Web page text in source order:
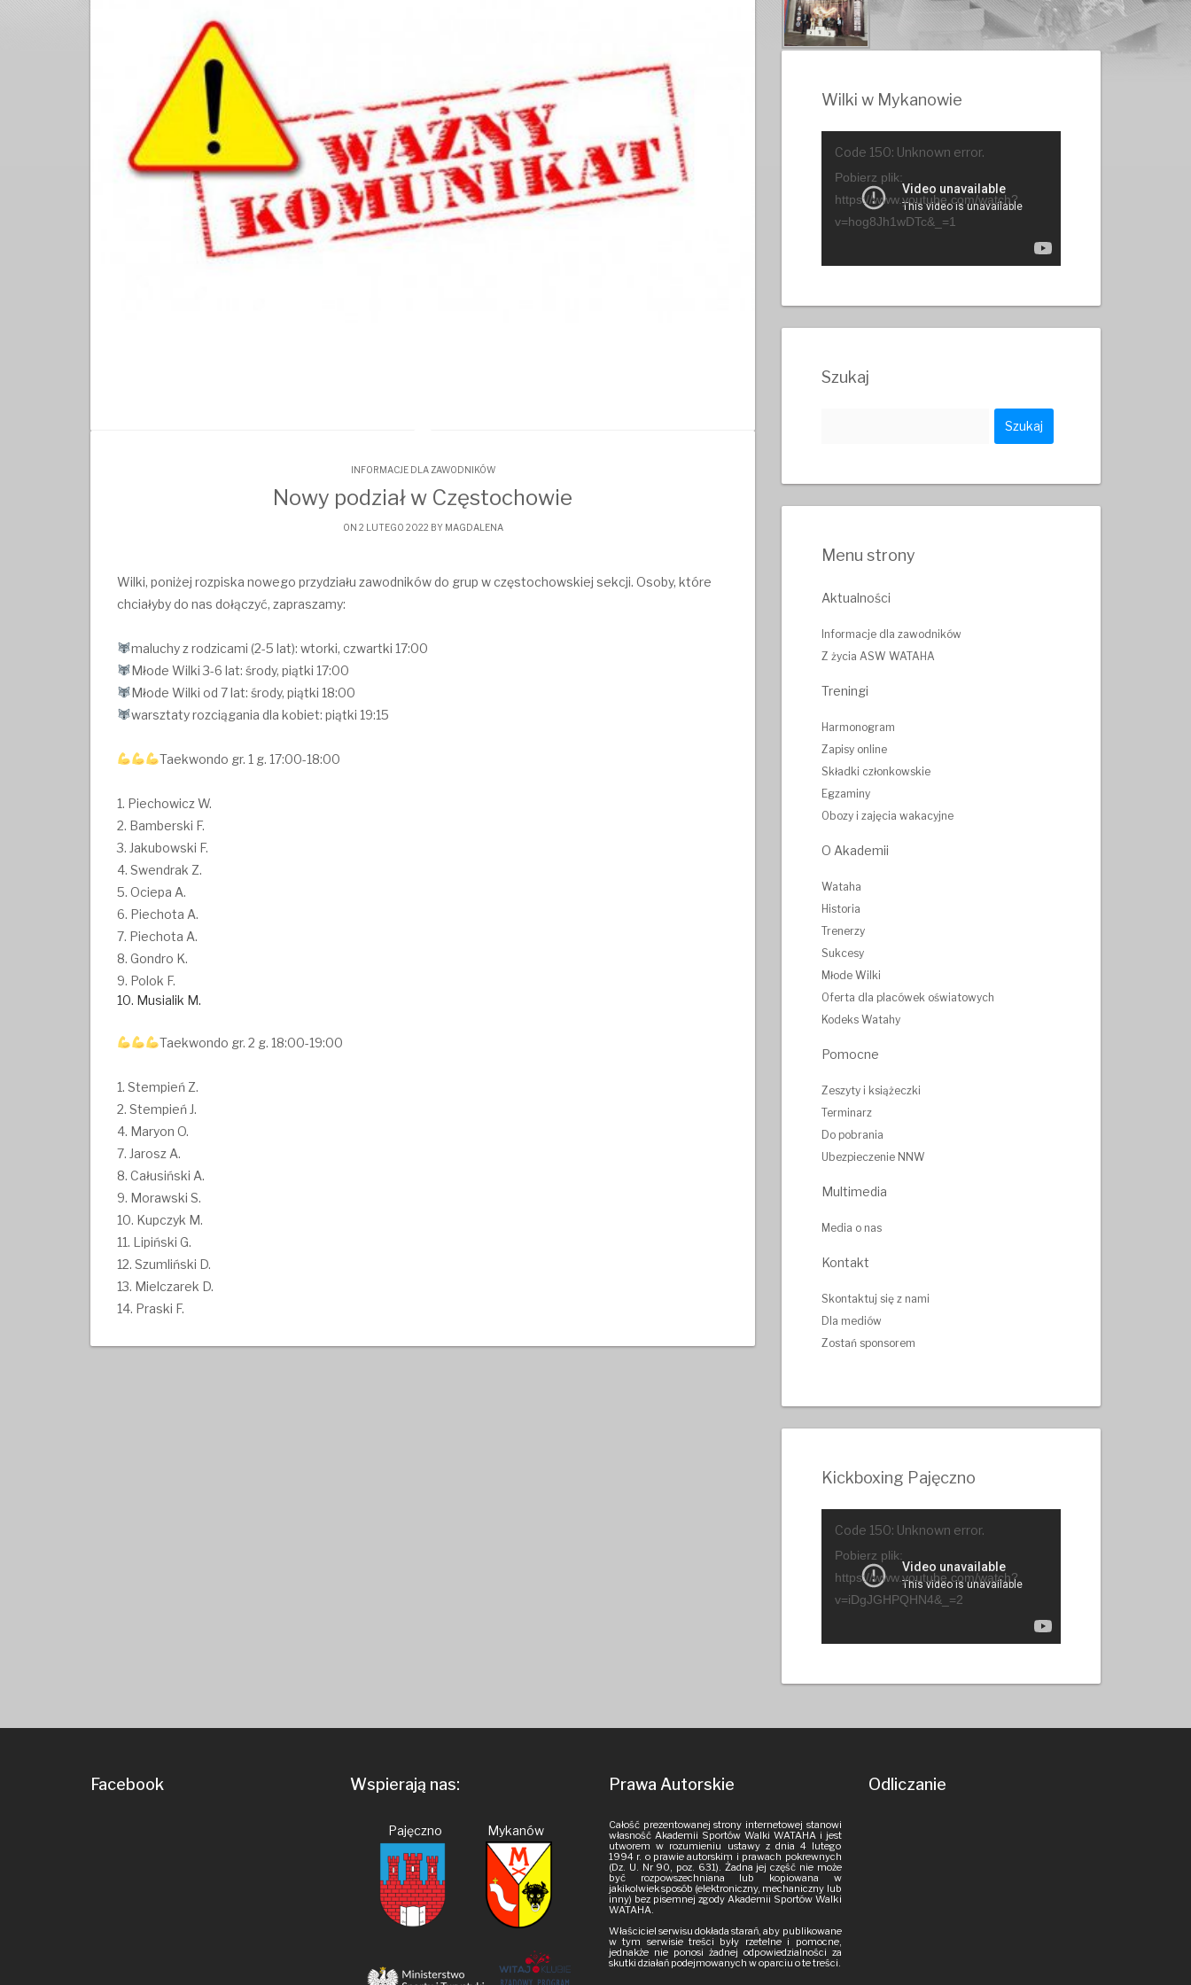
INFORMACJE DLA ZAWODNIKÓW
Nowy podział w Częstochowie
ON 2 LUTEGO 2022 BY MAGDALENA
Wilki, poniżej rozpiska nowego przydziału zawodników do grup w częstochowskiej sekcji. Osoby, które
chciałyby do nas dołączyć, zapraszamy:
maluchy z rodzicami (2-5 lat): wtorki, czwartki 17:00
Młode Wilki 3-6 lat: środy, piątki 17:00
Młode Wilki od 7 lat: środy, piątki 18:00
warsztaty rozciągania dla kobiet: piątki 19:15
Taekwondo gr. 1 g. 17:00-18:00
1. Piechowicz W.
2. Bamberski F.
3. Jakubowski F.
4. Swendrak Z.
5. Ociepa A.
6. Piechota A.
7. Piechota A.
8. Gondro K.
9. Polok F.
10. Musialik M.
Taekwondo gr. 2 g. 18:00-19:00
1. Stempień Z.
2. Stempień J.
4. Maryon O.
7. Jarosz A.
8. Całusiński A.
9. Morawski S.
10. Kupczyk M.
11. Lipiński G.
12. Szumliński D.
13. Mielczarek D.
14. Praski F.
Wilki w Mykanowie
Code 150: Unknown error.
Pobierz plik:
https://www.youtube.com/watch?
v=hog8Jh1wDTc&_=1
Szukaj
Menu strony
Aktualności
Informacje dla zawodników
Z życia ASW WATAHA
Treningi
Harmonogram
Zapisy online
Składki członkowskie
Egzaminy
Obozy i zajęcia wakacyjne
O Akademii
Wataha
Historia
Trenerzy
Sukcesy
Młode Wilki
Oferta dla placówek oświatowych
Kodeks Watahy
Pomocne
Zeszyty i książeczki
Terminarz
Do pobrania
Ubezpieczenie NNW
Multimedia
Media o nas
Kontakt
Skontaktuj się z nami
Dla mediów
Zostań sponsorem
Kickboxing Pajęczno
Code 150: Unknown error.
Pobierz plik:
https://www.youtube.com/watch?
v=iDgJGHPQHN4&_=2
Facebook Wspierają nas:
Pajęczno Mykanów
Prawa Autorskie
Całość prezentowanej strony internetowej stanowi
własność Akademii Sportów Walki WATAHA i jest
utworem w rozumieniu ustawy z dnia 4 lutego
1994 r. o prawie autorskim i prawach pokrewnych
(Dz. U. Nr 90, poz. 631). Żadna jej część nie może
być rozpowszechniana lub kopiowana w
jakikolwiek sposób (elektroniczny, mechaniczny lub
inny) bez pisemnej zgody Akademii Sportów Walki
WATAHA.
Właściciel serwisu dokłada starań, aby publikowane
w tym serwisie treści były rzetelne i pomocne,
jednakże nie ponosi żadnej odpowiedzialności za
skutki działań podejmowanych w oparciu o te treści.
Odliczanie